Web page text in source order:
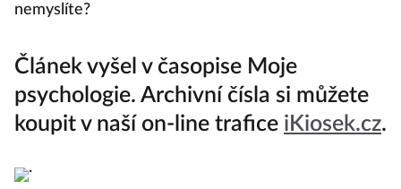
nemyslíte?
Článek vyšel v časopise Moje
psychologie. Archivní čísla si můžete
koupit v naší on-line trafice iKiosek.cz.